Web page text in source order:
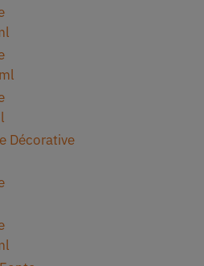
Décorative